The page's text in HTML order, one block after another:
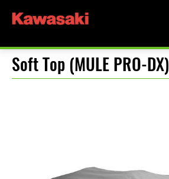
Soft Top (MULE PRO-DX)